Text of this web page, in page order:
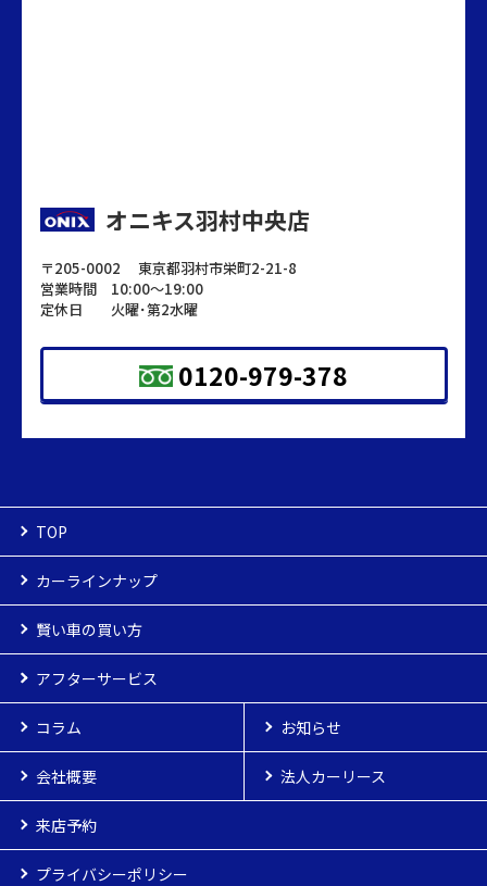
オニキス羽村中央店
〒205-0002 東京都羽村市栄町2-21-8
営業時間 10:00～19:00
定休日 火曜･第2水曜
0120-979-378
TOP
カーラインナップ
カーラインナップ
新車
登録済車
中古車
賢い車の買い方
賢い車の買い方
アフターサービス お客様の声
よくある質問 納車までの流れ
アフターサービス
車検 点検
カーケア 保険
コラム お知らせ
会社概要 法人カーリース
来店予約
プライバシーポリシー